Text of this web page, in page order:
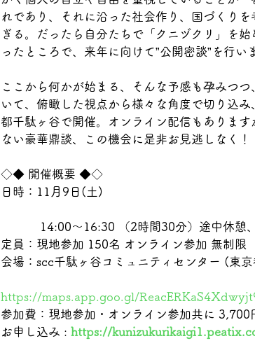
れであり、それに沿った社会作り、国づくり
ぎる。だったら自分たちで「クニヅクリ」を
ったところで、来年に向けて”公開密談”を行い
ここから何かが始まる、そんな予感も孕みつ
いて、俯瞰した視点から様々な角度で切り込
都千駄ヶ谷で開催。オンライン配信もありま
ない豪華鼎談、この機会に是非お見逃しなく！
◇◆ 開催概要 ◆◇
日時：11月9日(土)
14:00～16:30 （2時間30分）途中休憩、
定員：現地参加 150名 オンライン参加 無制限
会場：scc千駄ヶ谷コミュニティセンター (東
https://maps.app.goo.gl/
参加費：現地参加・オンライン参加共に
お申し込み : https://